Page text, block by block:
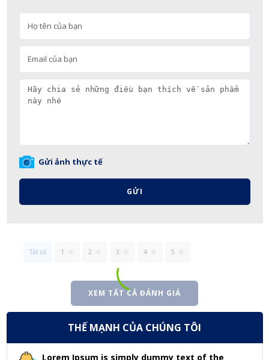
Gửi ảnh thực tế
GỬI
Tất cả 1 2 3 4 5
XEM TẤT CẢ ĐÁNH GIÁ
THẾ MẠNH CỦA CHÚNG TÔI
Lorem Ipsum is simply dummy text of the